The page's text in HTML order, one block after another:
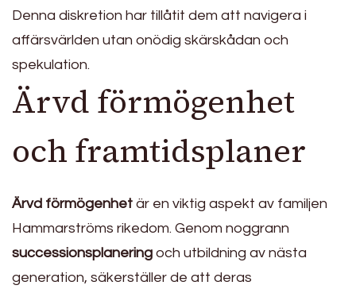
Denna diskretion har tillåtit dem att navigera i
affärsvärlden utan onödig skärskådan och
spekulation.
Ärvd förmögenhet
och framtidsplaner
Ärvd förmögenhet är en viktig aspekt av familjen
Hammarströms rikedom. Genom noggrann
successionsplanering och utbildning av nästa
generation, säkerställer de att deras